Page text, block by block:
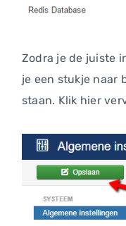
Zodra je de juiste
je een stukje naar
staan. Klik hier